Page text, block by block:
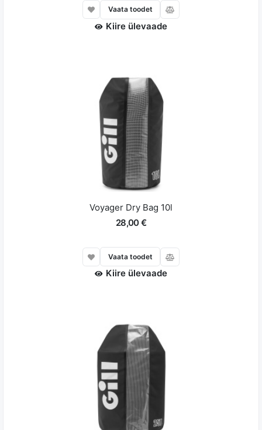
Vaata toodet
Kiire ülevaade
Voyager Dry Bag 10l
28,00 €
Vaata toodet
Kiire ülevaade